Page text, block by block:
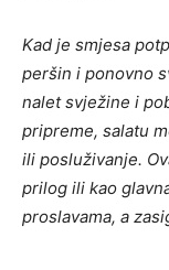
Kad je smjesa
peršin i ponovno
nalet svježine i
pripreme, salatu
ili posluživanje.
prilog ili kao
proslavama, a